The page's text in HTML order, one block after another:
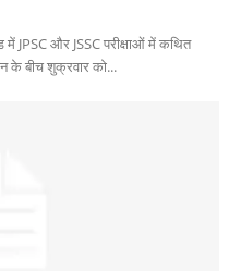
और JSSC परीक्षाओं में कथित
के बीच शुक्रवार को...